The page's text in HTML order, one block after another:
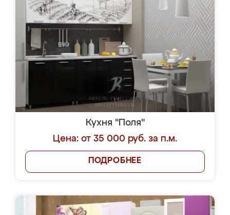
Кухня "Поля"
Цена: от 35 000 руб. за п.м.
ПОДРОБНЕЕ